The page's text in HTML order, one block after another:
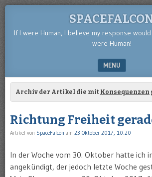
If I were Human, I believe my response
were Human!
MENU
SKIP TO CONTENT
Archiv der Artikel die mit Konsequenzen
Richtung Freiheit
Artikel von SpaceFalcon am 23 Oktober 2017, 10:20
In der Woche vom 30. Oktober hatte ich
angekündigt, der jedoch letzte Woche